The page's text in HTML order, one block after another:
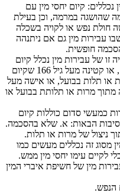
נכללים: קיום יחסי מין עם
שהושגה במרמה, וכן בעילת
חולת נפש או לקויה בשכלה
קטינה מתחת לגיל 14 ייחשבו עבירות מין גם אם ניתנהה
חופשית.
זו של עבירות מין נכלל קיום
יחסים עם אישה שגילה בין 14-16, או קטינה מעל גיל 166 שקיום
או תלות בבועל, או אישה מעל
מתוך מרות או תלותת בבועל או
כמעשי סדום כוללות קיום
הבאות: א. שלא בהסכמה.
מסוג זה נכללים מעשים כמו
לקיים עימו יחסי מין ממש.
מין של חשיפת איברי המין
הנפש.